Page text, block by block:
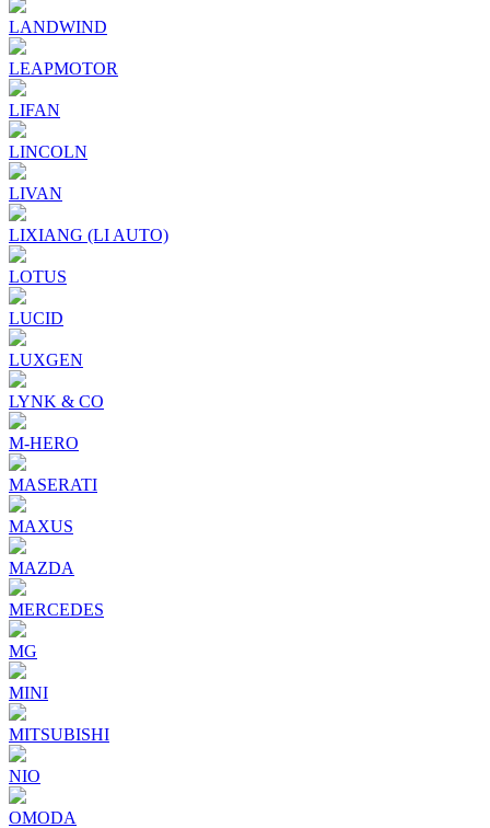
LANDWIND
LEAPMOTOR
LIFAN
LINCOLN
LIVAN
LIXIANG (LI AUTO)
LOTUS
LUCID
LUXGEN
LYNK & CO
M-HERO
MASERATI
MAXUS
MAZDA
MERCEDES
MG
MINI
MITSUBISHI
NIO
OMODA